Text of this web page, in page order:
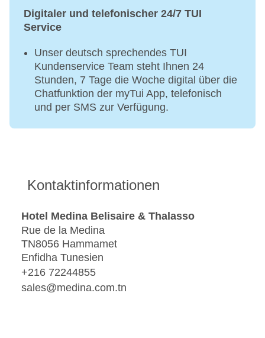
Digitaler und telefonischer 24/7 TUI
Service
Unser deutsch sprechendes TUI
Kundenservice Team steht Ihnen 24
Stunden, 7 Tage die Woche digital über die
Chatfunktion der myTui App, telefonisch
und per SMS zur Verfügung.
Kontaktinformationen
Hotel Medina Belisaire & Thalasso
Rue de la Medina
TN8056 Hammamet
Enfidha Tunesien
+216 72244855
sales@medina.com.tn